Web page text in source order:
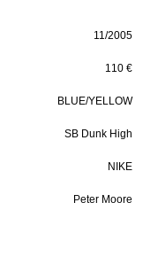
11/2005
110 €
BLUE/YELLOW
SB Dunk High
NIKE
Peter Moore